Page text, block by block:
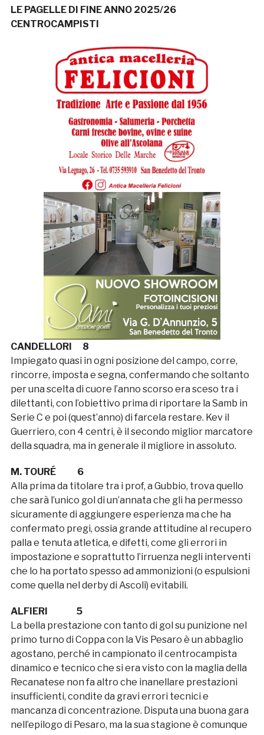
LE PAGELLE DI FINE ANNO 2025/26
CENTROCAMPISTI
CANDELLORI 8
Impiegato quasi in ogni posizione del campo, corre,
rincorre, imposta e segna, confermando che soltanto
per una scelta di cuore l’anno scorso era sceso tra i
dilettanti, con l’obiettivo prima di riportare la Samb in
Serie C e poi (quest’anno) di farcela restare. Kev il
Guerriero, con 4 centri, è il secondo miglior marcatore
della squadra, ma in generale il migliore in assoluto.
M. TOURÉ 6
Alla prima da titolare tra i prof, a Gubbio, trova quello
che sarà l’unico gol di un’annata che gli ha permesso
sicuramente di aggiungere esperienza ma che ha
confermato pregi, ossia grande attitudine al recupero
palla e tenuta atletica, e difetti, come gli errori in
impostazione e soprattutto l’irruenza negli interventi
che lo ha portato spesso ad ammonizioni (o espulsioni
come quella nel derby di Ascoli) evitabili.
ALFIERI 5
La bella prestazione con tanto di gol su punizione nel
primo turno di Coppa con la Vis Pesaro è un abbaglio
agostano, perché in campionato il centrocampista
dinamico e tecnico che si era visto con la maglia della
Recanatese non fa altro che inanellare prestazioni
insufficienti, condite da gravi errori tecnici e
mancanza di concentrazione. Disputa una buona gara
nell’epilogo di Pesaro, ma la sua stagione è comunque